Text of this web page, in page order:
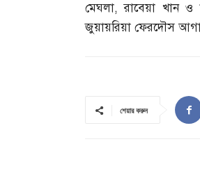
মেঘলা,রাবেয়া খান
জুয়ায়রিয়া ফেরদৌস
শেয়ার করুন